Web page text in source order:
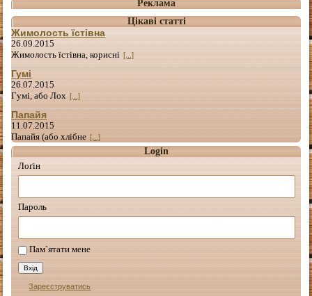
Реклама
Цікаві статті
Жимолость їстівна
26.09.2015
Жимолость їстівна, корисні [...]
Гумі
26.07.2015
Гумі, або Лох [...]
Папайя
11.07.2015
Папайя (або хлібне [...]
Login
Лоґін
Пароль
Пам`ятати мене
Зареєструватись